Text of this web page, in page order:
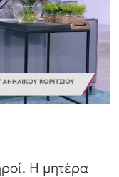
Η μητέρα